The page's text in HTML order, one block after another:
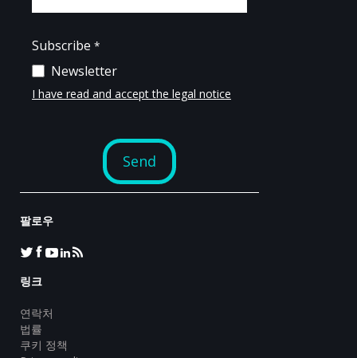
팔로우
링크
연락처
법률
쿠키 정책